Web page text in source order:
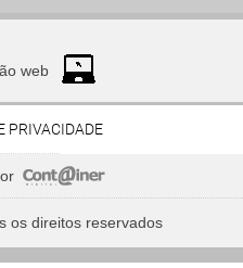
da década de 1990
web
PRIVACIDADE
os direitos reservados